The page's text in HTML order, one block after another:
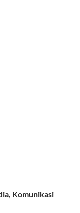
Komunikasi